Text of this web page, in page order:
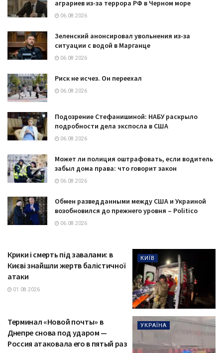
аграриев из-за террора РФ в Черном море
06.08.2026
Зеленский анонсировал увольнения из-за
ситуации с водой в Марганце
06.08.2026
Риск не исчез. Он переехал
06.08.2026
Подозрение Стефанишиной: НАБУ раскрыло
подробности дела экспосла в США
06.08.2026
Может ли полиция оштрафовать, если водитель
забыл дома права: что говорит закон
06.08.2026
Обмен разведданными между США и Украиной
возобновился до прежнего уровня – Politico
06.08.2026
КИЇВ
Крики і смерть під завалами: в
Києві знайшли жертв балістичної
атаки
01.08.2026
УКРАЇНА
Терминал «Новой почты» в
Днепре снова под ударом —
Россия атаковала его в пятый раз